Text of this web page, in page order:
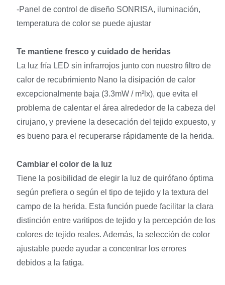
-Panel de control de diseño SONRISA, iluminación,
temperatura de color se puede ajustar
Te mantiene fresco y cuidado de heridas
La luz fría LED sin infrarrojos junto con nuestro filtro de
calor de recubrimiento Nano la disipación de calor
excepcionalmente baja (3.3mW / m²lx), que evita el
problema de calentar el área alrededor de la cabeza del
cirujano, y previene la desecación del tejido expuesto, y
es bueno para el recuperarse rápidamente de la herida.
Cambiar el color de la luz
Tiene la posibilidad de elegir la luz de quirófano óptima
según prefiera o según el tipo de tejido y la textura del
campo de la herida. Esta función puede facilitar la clara
distinción entre varitipos de tejido y la percepción de los
colores de tejido reales. Además, la selección de color
ajustable puede ayudar a concentrar los errores
debidos a la fatiga.